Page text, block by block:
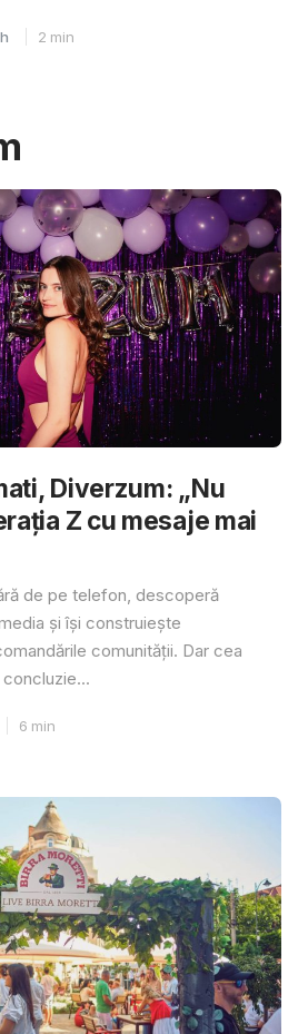
2 min
Diverzum: „Nu
Z cu mesaje mai
de pe telefon, descoperă
și își construiește
comunității. Dar cea
6 min